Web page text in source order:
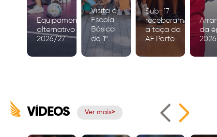
Equipamento
alternativo
2026/27
Visita à
Escola
Básica
do 1º
Ciclo de
Igreja
Sub-17
receberam
a taça da
AF Porto
da
VÍDEOS Ver mais